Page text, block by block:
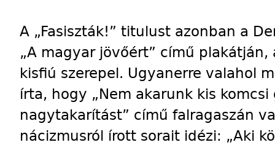
A „Fasiszták!” titulust azonban a
„A magyar jövőért” című
kisfiú szerepel. Ugyanerre valahol
írta, hogy „Nem akarunk kis komcsi
nagytakarítást” című falragaszán
nácizmusról írott sorait idézi: „Aki